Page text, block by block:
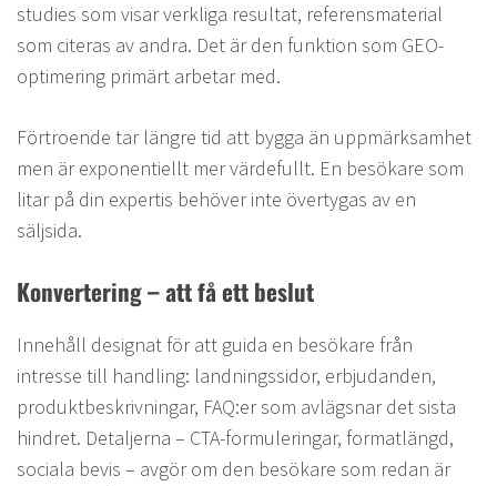
studies som visar verkliga resultat, referensmaterial
som citeras av andra. Det är den funktion som GEO-
optimering primärt arbetar med.
Förtroende tar längre tid att bygga än uppmärksamhet
men är exponentiellt mer värdefullt. En besökare som
litar på din expertis behöver inte övertygas av en
säljsida.
Konvertering – att få ett beslut
Innehåll designat för att guida en besökare från
intresse till handling: landningssidor, erbjudanden,
produktbeskrivningar, FAQ:er som avlägsnar det sista
hindret. Detaljerna – CTA-formuleringar, formatlängd,
sociala bevis – avgör om den besökare som redan är